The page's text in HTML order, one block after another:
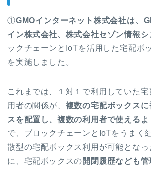
①GMOインターネット株式会社は、
イン株式会社、株式会社セゾン情報シ
ックチェーンとIoTを活用した宅配ボ
を実施しました。
これまでは、１対１で利用していた宅
用者の関係が、 複数の宅配ボックス
スを配置し、複数の利用者で使えるよ
で、 ブロックチェーンとIoTをうまく
散型の宅配ボックス利用が可能 とな
に、宅配ボックスの開閉履歴なども管